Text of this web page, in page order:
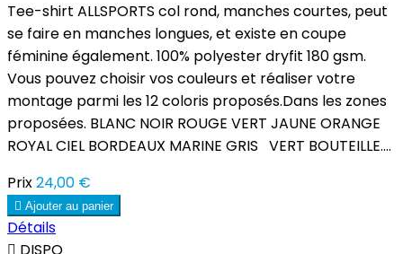
Tee-shirt ALLSPORTS col rond, manches courtes, peut
se faire en manches longues, et existe en coupe
féminine également. 100% polyester dryfit 180 gsm.
Vous pouvez choisir vos couleurs et réaliser votre
montage parmi les 12 coloris proposés.Dans les zones
proposées. BLANC NOIR ROUGE VERT JAUNE ORANGE
ROYAL CIEL BORDEAUX MARINE GRIS VERT BOUTEILLE....
Prix24,00 €
 Ajouter au panier
Détails